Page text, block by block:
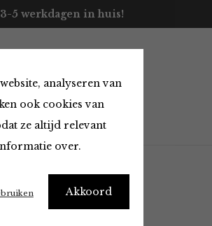
analyseren van
ook cookies van
ze altijd relevant
over.
Akkoord
5 werkdagen in huis!
Contact